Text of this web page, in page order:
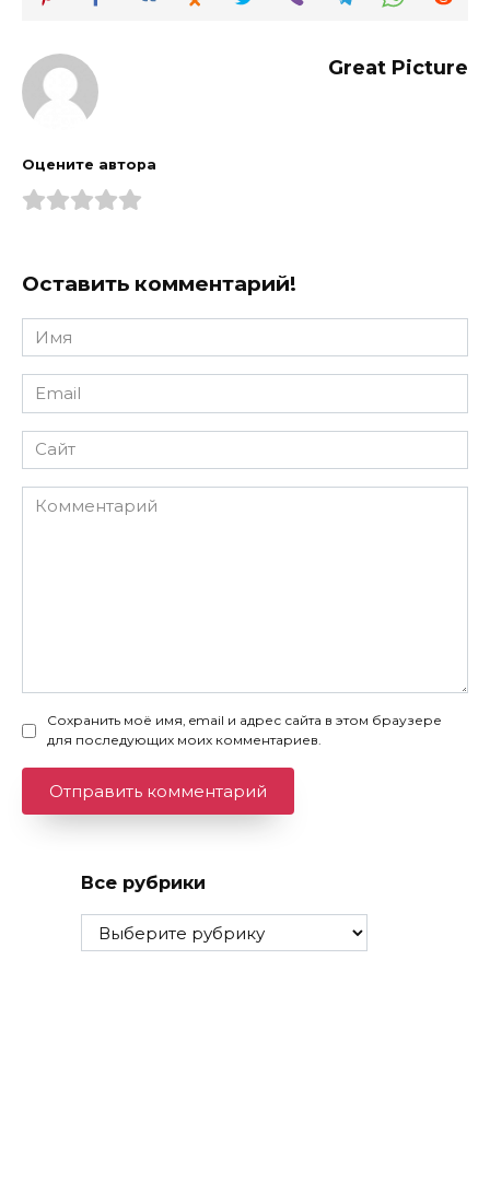
Great Picture
Оцените автора
Оставить комментарий!
Имя
*
Email
*
Сайт
Комментарий
Сохранить моё имя, email и адрес сайта в этом браузере
для последующих моих комментариев.
Все рубрики
Все
рубрики